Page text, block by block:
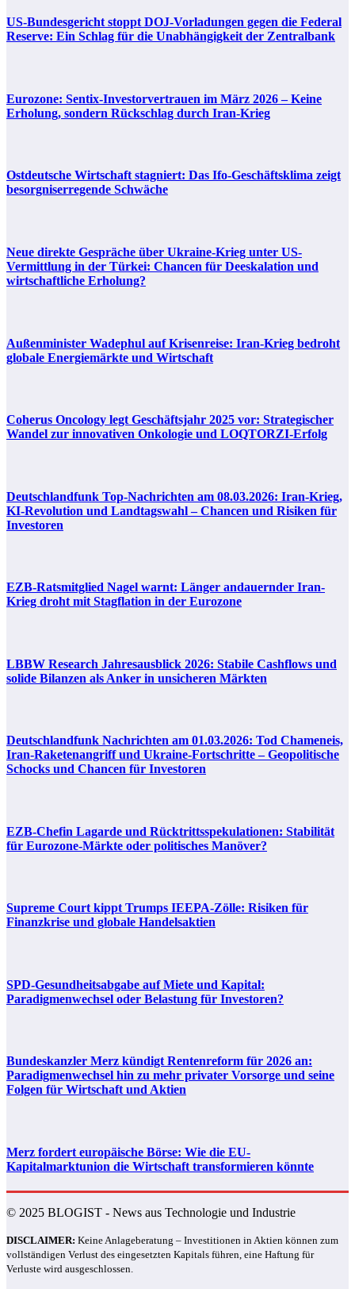
US-Bundesgericht stoppt DOJ-Vorladungen gegen die Federal
Reserve: Ein Schlag für die Unabhängigkeit der Zentralbank
Eurozone: Sentix-Investorvertrauen im März 2026 – Keine
Erholung, sondern Rückschlag durch Iran-Krieg
Ostdeutsche Wirtschaft stagniert: Das Ifo-Geschäftsklima zeigt
besorgniserregende Schwäche
Neue direkte Gespräche über Ukraine-Krieg unter US-
Vermittlung in der Türkei: Chancen für Deeskalation und
wirtschaftliche Erholung?
Außenminister Wadephul auf Krisenreise: Iran-Krieg bedroht
globale Energiemärkte und Wirtschaft
Coherus Oncology legt Geschäftsjahr 2025 vor: Strategischer
Wandel zur innovativen Onkologie und LOQTORZI-Erfolg
Deutschlandfunk Top-Nachrichten am 08.03.2026: Iran-Krieg,
KI-Revolution und Landtagswahl – Chancen und Risiken für
Investoren
EZB-Ratsmitglied Nagel warnt: Länger andauernder Iran-
Krieg droht mit Stagflation in der Eurozone
LBBW Research Jahresausblick 2026: Stabile Cashflows und
solide Bilanzen als Anker in unsicheren Märkten
Deutschlandfunk Nachrichten am 01.03.2026: Tod Chameneis,
Iran-Raketenangriff und Ukraine-Fortschritte – Geopolitische
Schocks und Chancen für Investoren
EZB-Chefin Lagarde und Rücktrittsspekulationen: Stabilität
für Eurozone-Märkte oder politisches Manöver?
Supreme Court kippt Trumps IEEPA-Zölle: Risiken für
Finanzkrise und globale Handelsaktien
SPD-Gesundheitsabgabe auf Miete und Kapital:
Paradigmenwechsel oder Belastung für Investoren?
Bundeskanzler Merz kündigt Rentenreform für 2026 an:
Paradigmenwechsel hin zu mehr privater Vorsorge und seine
Folgen für Wirtschaft und Aktien
Merz fordert europäische Börse: Wie die EU-
Kapitalmarktunion die Wirtschaft transformieren könnte
© 2025 BLOGIST - News aus Technologie und Industrie
DISCLAIMER: Keine Anlageberatung – Investitionen in Aktien können zum
vollständigen Verlust des eingesetzten Kapitals führen, eine Haftung für
Verluste wird ausgeschlossen.